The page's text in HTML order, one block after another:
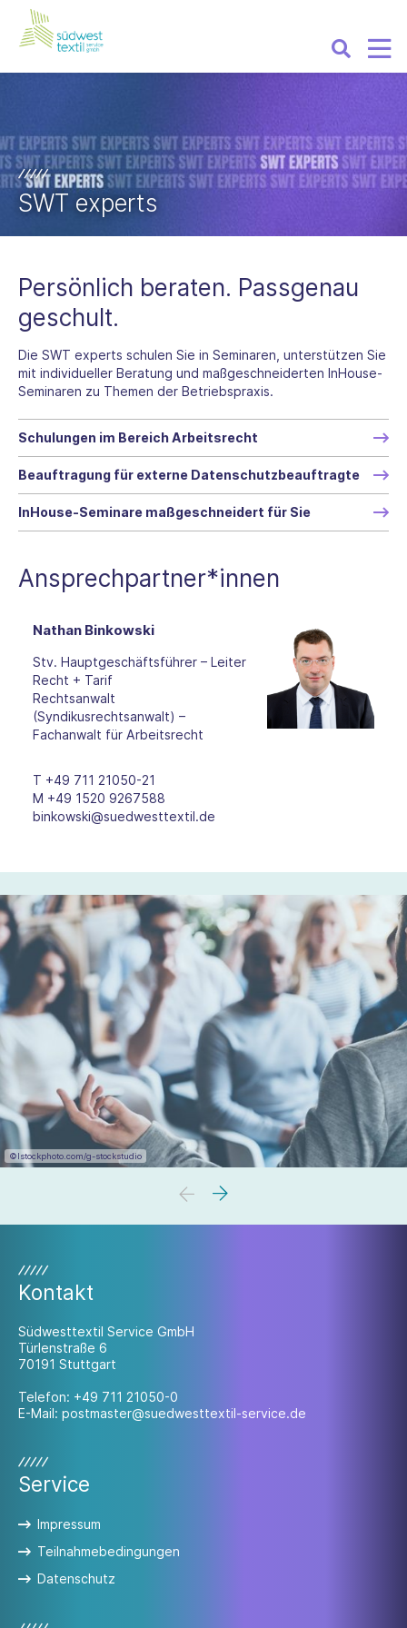
SWT experts
Persönlich beraten. Passgenau
geschult.
Die SWT experts schulen Sie in Seminaren, unterstützen Sie
mit individueller Beratung und maßgeschneiderten InHouse-
Seminaren zu Themen der Betriebspraxis.
Schulungen im Bereich Arbeitsrecht
Beauftragung für externe Datenschutzbeauftragte
InHouse-Seminare maßgeschneidert für Sie
Ansprechpartner*innen
Nathan Binkowski
Stv. Hauptgeschäftsführer – Leiter
Recht + Tarif
Rechtsanwalt
(Syndikusrechtsanwalt) –
Fachanwalt für Arbeitsrecht
T +49 711 21050-21
M +49 1520 9267588
binkowski@suedwesttextil.de
©Istockphoto.com/g-stockstudio
Kontakt
Südwesttextil Service GmbH
Türlenstraße 6
70191 Stuttgart
Telefon: +49 711 21050-0
E-Mail: postmaster@suedwesttextil-service.de
Service
Impressum
Teilnahmebedingungen
Datenschutz